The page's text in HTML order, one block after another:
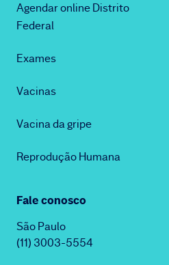
Agendar online Distrito
Federal
Exames
Vacinas
Vacina da gripe
Reprodução Humana
Fale conosco
São Paulo
(11) 3003-5554